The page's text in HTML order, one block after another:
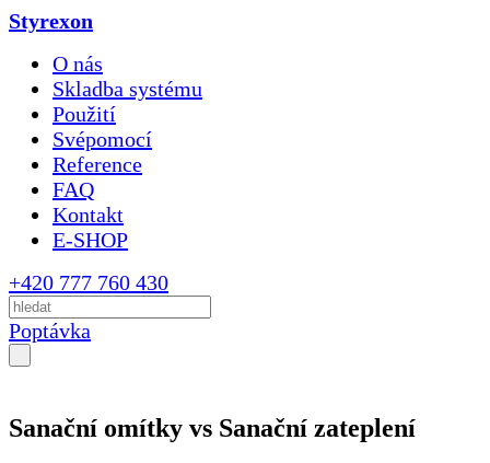
Styrexon
O nás
Skladba systému
Použití
Svépomocí
Reference
FAQ
Kontakt
E-SHOP
+420 777 760 430
Poptávka
Sanační omítky vs Sanační zateplení